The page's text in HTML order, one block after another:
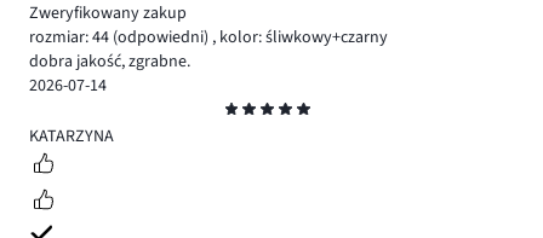
Zweryfikowany zakup
rozmiar: 44 (odpowiedni) , kolor: śliwkowy+czarny
dobra jakość, zgrabne.
2026-07-14
5
KATARZYNA